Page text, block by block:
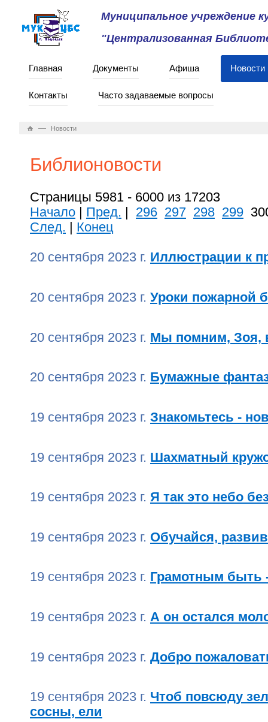
Муниципальное учреждение
"Централизованная
Главная Документы Афиша Новости
Контакты Часто задаваемые вопросы
— Новости
Библионовости
Страницы 5981 - 6000 из 17203
Начало
Пред. 296 297 298 299
След.
Конец
20 сентября 2023 г. Иллюстрации к
20 сентября 2023 г. Уроки пожарной
20 сентября 2023 г. Мы помним, Зоя,
20 сентября 2023 г. Бумажные
19 сентября 2023 г. Знакомьтесь -
19 сентября 2023 г. Шахматный
19 сентября 2023 г. Я так это небо
19 сентября 2023 г. Обучайся,
19 сентября 2023 г. Грамотным быть
19 сентября 2023 г. А он остался
19 сентября 2023 г. Добро
19 сентября 2023 г. Чтоб повсюду
сосны, ели